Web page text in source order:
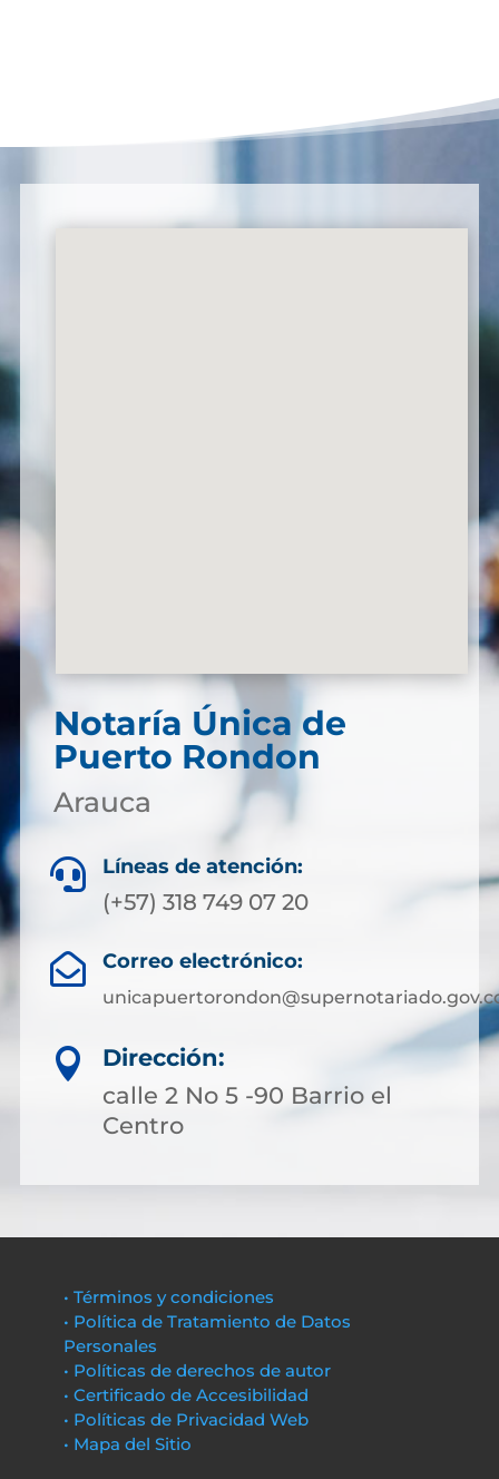
Notaría Única de
Puerto Rondon
Arauca
 Líneas de atención:
(+57) 318 749 07 20
 Correo electrónico:

Dirección:
calle 2 No 5 -90 Barrio el
Centro
• Términos y condiciones
• Política de Tratamiento de Datos
Personales
• Políticas de derechos de autor
• Certificado de Accesibilidad
• Políticas de Privacidad Web
• Mapa del Sitio